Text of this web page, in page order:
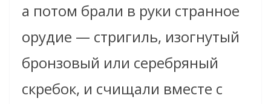
а потом брали в руки странное
орудие — стригиль, изогнутый
бронзовый или серебряный
скребок, и счищали вместе с